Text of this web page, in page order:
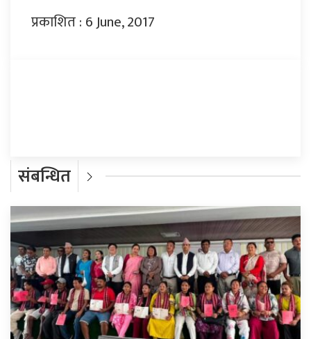
प्रकाशित : 6 June, 2017
संबन्धित